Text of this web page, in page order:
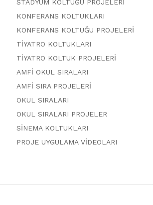
STADYUM KOLTUĞU PROJELERİ
KONFERANS KOLTUKLARI
KONFERANS KOLTUĞU PROJELERİ
TİYATRO KOLTUKLARI
TİYATRO KOLTUK PROJELERİ
AMFİ OKUL SIRALARI
AMFİ SIRA PROJELERİ
OKUL SIRALARI
OKUL SIRALARI PROJELER
SİNEMA KOLTUKLARI
PROJE UYGULAMA VİDEOLARI